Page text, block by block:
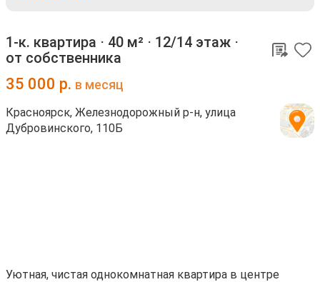
1-к. квартира ⋅ 40 м² ⋅ 12/14 этаж ⋅
от собственника
35 000 р. в месяц
Красноярск, Железнодорожный р-н, улица
Дубровинского, 110Б
Уютная, чистая однокомнатная квартира в центре